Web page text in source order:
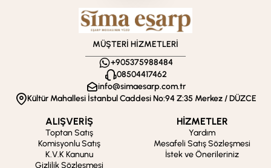
MÜŞTERİ HİZMETLERİ
+905375988484
08504417462
info@simaesarp.com.tr
Kültür Mahallesi İstanbul Caddesi No:94 Z:35 Merkez / DÜZCE
ALIŞVERİŞ
Toptan Satış
Komisyonlu Satış
K.V.K Kanunu
Gizlilik Sözleşmesi
HİZMETLER
Yardım
Mesafeli Satış Sözleşmesi
İstek ve Önerileriniz